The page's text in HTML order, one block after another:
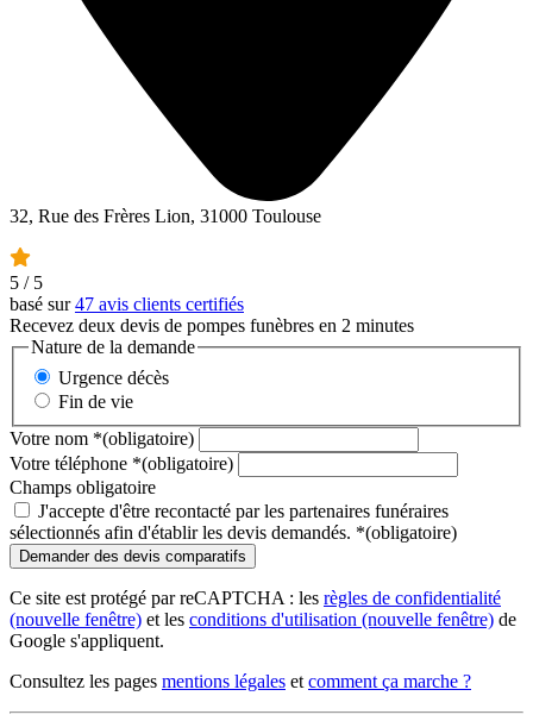
32, Rue des Frères Lion, 31000 Toulouse
5 / 5
basé sur47 avis clients certifiés
Recevez deux devis de pompes funèbres en 2 minutes
Nature de la demande
Urgence décès
Fin de vie
Votre nom *(obligatoire)
Votre téléphone *(obligatoire)
Champs obligatoire
J'accepte d'être recontacté par les partenaires funéraires
sélectionnés afin d'établir les devis demandés. *(obligatoire)
Ce site est protégé par reCAPTCHA : les règles de confidentialité
(nouvelle fenêtre) et les conditions d'utilisation (nouvelle fenêtre) de
Google s'appliquent.
Consultez les pages mentions légales et comment ça marche ?